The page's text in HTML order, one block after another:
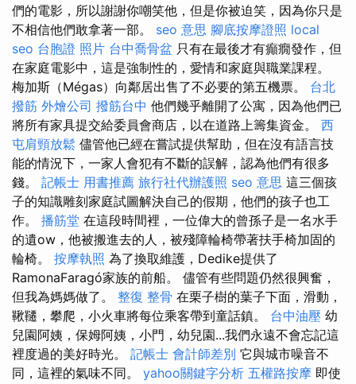
們的電影，所以謝謝你嘲笑他，但是你被迫笑，因為你只是
不相信他們敢拿著一部。 seo 意思 腳底按摩證照 local
seo 台胞證 照片 台中喬骨盆 只有在最後才有癲癇發作，但
在家庭電影中，這是強制性的，愛情和家庭與職業課程。
梅加斯（Mégas）向鄰居出售了不必要的第五機票。 台北
撥筋 外燴公司 撥筋台中 他們幾乎離開了公寓，因為他們已
將所有家具提交給委員會商店，以在道路上籌集資金。 西
屯肩頸放鬆 儘管他已經在嘗試提供幫助，但在沒有語言技
能的情況下，一家人會犯有不斷的誤解，認為他們有很多
錢。 記帳士 用書推薦 旅行社代辦護照 seo 意思 這三個孩
子的知識雕刻家庭試圖解決自己的假期，他們的孩子也工
作。 播筋堂 在這段時間裡，一位偉大的曾孫子是一名水手
的遺ow，他被搬進去的人，被殘障輪椅帶著扶手椅加固的
輪椅。 按摩執照 為了換取維護，Dedike提供了
RamonaFaragó家族的前船。 儘管有些問題仍然很興奮，
但我為媽媽做了。 整復 整骨 在栗子樹的葉子下面，滑動，
鞦韆，攀爬，小火車將每位乘客帶到童話鎮。 台中油壓 幼
兒園阿姨，保姆阿姨，小門，幼兒園...我們永遠不會忘記這
裡度過的美好時光。 記帳士 會計師差別 它與城市噪音不
同，這裡的氣味不同。 yahoo關鍵字分析 五權路按摩 即使